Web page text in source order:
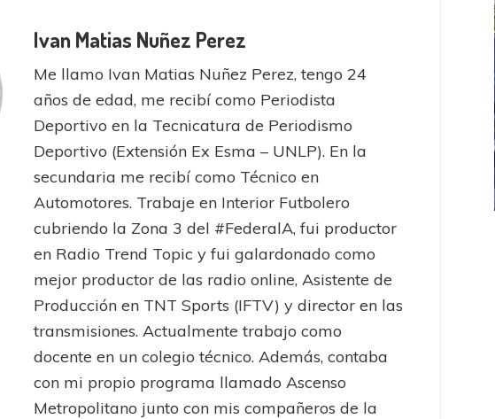
Ivan Matias Nuñez Perez
Me llamo Ivan Matias Nuñez Perez, tengo 24
años de edad, me recibí como Periodista
Deportivo en la Tecnicatura de Periodismo
Deportivo (Extensión Ex Esma – UNLP). En la
secundaria me recibí como Técnico en
Automotores. Trabaje en Interior Futbolero
cubriendo la Zona 3 del #FederalA, fui productor
en Radio Trend Topic y fui galardonado como
mejor productor de las radio online, Asistente de
Producción en TNT Sports (IFTV) y director en las
transmisiones. Actualmente trabajo como
docente en un colegio técnico. Además, contaba
con mi propio programa llamado Ascenso
Metropolitano junto con mis compañeros de la
COPA SUDAMERICANA LANÚS
Sur Defendido
UEFA CHAMPIONS LEAGUE
PSG celebró el bicampeonato